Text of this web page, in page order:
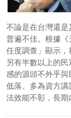
不論是在台灣還
普遍不佳。根據
任度調查」顯示，
另有半數以上的
感的源頭不外乎
低落、多為資方
法效能不彰，長期